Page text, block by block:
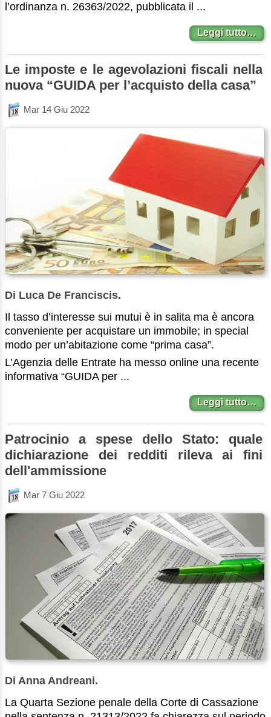
l’ordinanza n. 26363/2022, pubblicata il ...
Leggi tutto…
Le imposte e le agevolazioni fiscali nella
nuova “GUIDA per l’acquisto della casa”
Mar 14 Giu 2022
Di Luca De Franciscis.
Il tasso d’interesse sui mutui è in salita ma è ancora
conveniente per acquistare un immobile; in special
modo per un’abitazione come “prima casa”.
L’Agenzia delle Entrate ha messo online una recente
informativa “GUIDA per ...
Leggi tutto…
Patrocinio a spese dello Stato: quale
dichiarazione dei redditi rileva ai fini
dell'ammissione
Mar 7 Giu 2022
Di Anna Andreani.
La Quarta Sezione penale della Corte di Cassazione